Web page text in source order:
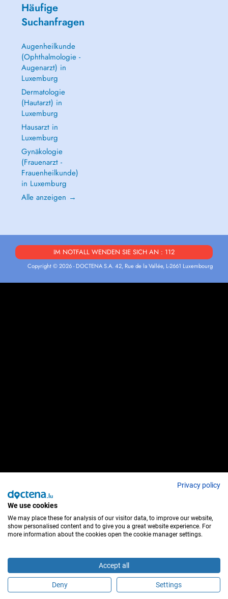
Sind Sie dieser Behandler?
Häufige
Suchanfragen
Augenheilkunde
(Ophthalmologie -
Augenarzt) in
Luxemburg
Dermatologie
(Hautarzt) in
Luxemburg
Hausarzt in
Luxemburg
Gynäkologie
(Frauenarzt -
Frauenheilkunde)
in Luxemburg
Alle anzeigen →
IM NOTFALL WENDEN SIE SICH AN : 112
Copyright © 2026 - DOCTENA S.A. 42, Rue de la Vallée, L-2661 Luxembourg
Privacy policy
We use cookies
We may place these for analysis of our visitor data, to improve our website,
show personalised content and to give you a great website experience. For
more information about the cookies open the cookie manager settings.
Accept all
Deny Settings